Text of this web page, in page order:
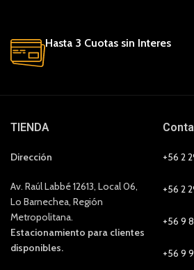
Hasta 3 Cuotas sin Interes
TIENDA
Dirección
Av. Raúl Labbé 12613, Local 06,
Lo Barnechea, Región
Metropolitana.
Estacionamiento para clientes
disponibles.
+56 2
+56 2
+56 9
+56 9